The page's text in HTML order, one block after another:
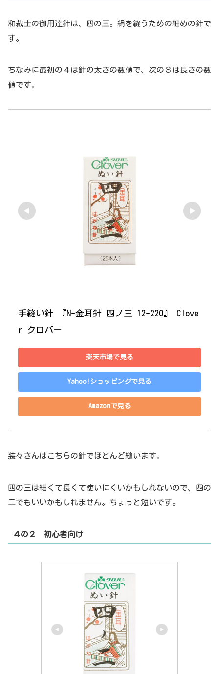
和裁士の御用達針は、四の三。絹を縫うための細めの針で
す。
ちなみに最初の４は針の太さの数値で、次の３は長さの数
値です。
手縫い針 『N-金耳針 四ノ三 12-220』 Clove
r クロバー
楽天市場で見る
Yahoo!ショッピングで見る
Amazonで見る
装々さんはこちらの針でほとんど縫います。
四の三は細くて長くて使いにくいかもしれないので、四の
二でもいいかもしれません。ちょっと短いです。
４の２ 初心者向け